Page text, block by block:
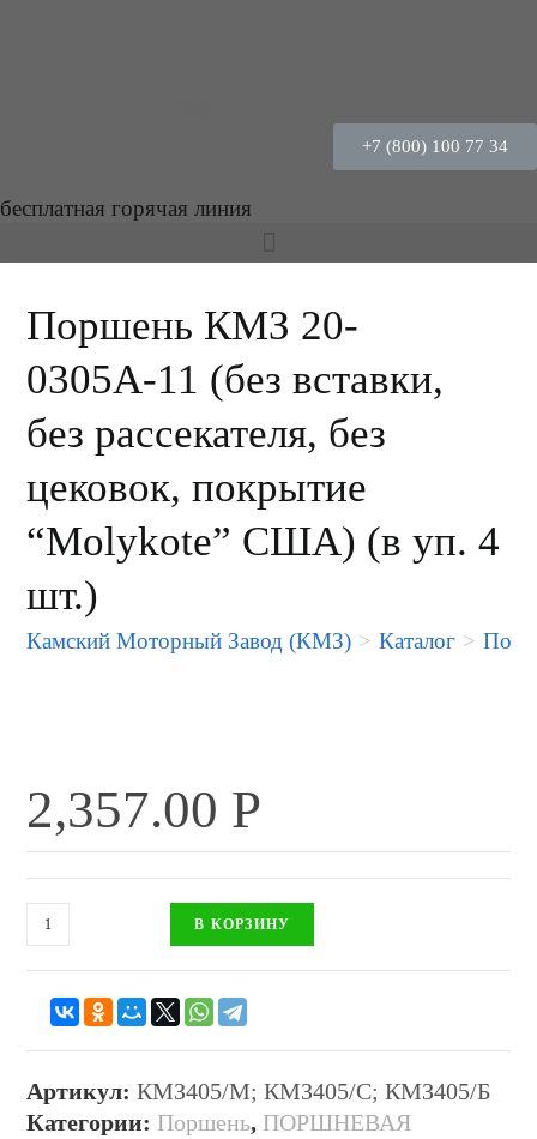
+7 (800) 100 77 34
бесплатная горячая линия
Поршень КМЗ 20-
0305А-11 (без вставки,
без рассекателя, без
цековок, покрытие
“Molykote” США) (в уп. 4
шт.)
Камский Моторный Завод (КМЗ) > Каталог >
2,357.00 Р
В КОРЗИНУ
Артикул:КМЗ405/М; КМЗ405/С; КМЗ405/Б
Категории: Поршень, ПОРШНЕВАЯ